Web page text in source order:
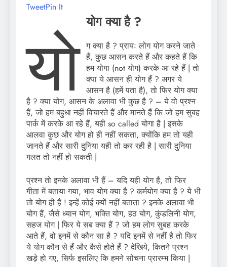
TweetPin It
योग क्या है ?
यो ग क्या है ? प्रायः लोग योग करने जाते
हैं, कुछ आसन करते हैं और कहते हैं कि
हम योगा (not योग) करके आ रहे हैं | तो
क्या ये आसन ही योग हैं ? अगर ये
आसन है (हमें पता है), तो फिर योग क्या
है ? क्या योग, आसन के अलावा भी कुछ है ? – ये वो प्रश्न
हैं, जो हम बहुधा नहीं विचारते हैं और मानते हैं कि जो हम सुबह
पार्क में करके आ रहे हैं, यही so called योगा है | इसके
आलवा कुछ और योग हो ही नहीं सकता, क्योंकि हम तो यही
जानते हैं और सारी दुनिया यही तो कर रही है | सारी दुनिया
गलत तो नहीं हो सकती |
प्रश्न तो इनके अलावा भी हैं – यदि यही योग है, तो फिर
गीता में बताया गया, भाव योग क्या है ? कर्मयोग क्या है ? ये भी
तो योग ही हैं ! इन्हें कोई क्यों नहीं बताता ? इनके अलावा भी
योग हैं, जैसे ध्यान योग, भक्ति योग, हठ योग, कुंडलिनी योग,
सहज योग | फिर ये सब क्या हैं ? जो हम लोग सुबह करके
आते हैं, वो इनमें से कौन सा है ? यदि इनमें से नहीं है तो फिर
ये योग कौन से हैं और कैसे होते हैं ? देखिये, कितने प्रश्न
खड़े हो गए, सिर्फ इसलिए कि हमने सोचना प्रारम्भ किया |